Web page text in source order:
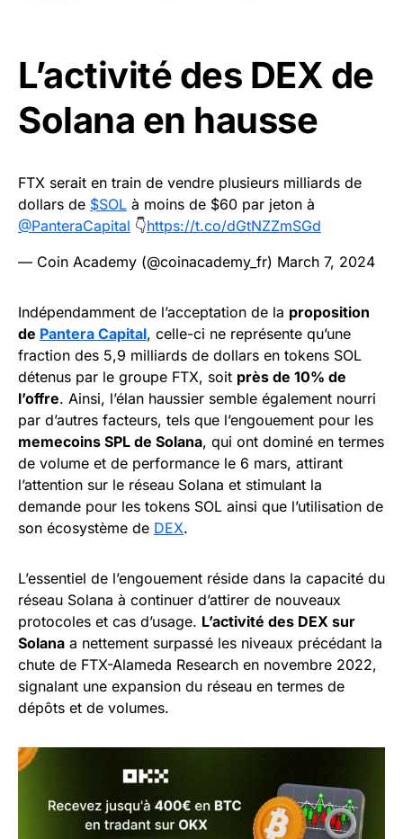
L’activité des DEX de
Solana en hausse
FTX serait en train de vendre plusieurs milliards de
dollars de $SOL à moins de $60 par jeton à
@PanteraCapital 👇https://t.co/dGtNZZmSGd
— Coin Academy (@coinacademy_fr) March 7, 2024
Indépendamment de l’acceptation de la proposition
de Pantera Capital, celle-ci ne représente qu’une
fraction des 5,9 milliards de dollars en tokens SOL
détenus par le groupe FTX, soit près de 10% de
l’offre. Ainsi, l’élan haussier semble également nourri
par d’autres facteurs, tels que l’engouement pour les
memecoins SPL de Solana, qui ont dominé en termes
de volume et de performance le 6 mars, attirant
l’attention sur le réseau Solana et stimulant la
demande pour les tokens SOL ainsi que l’utilisation de
son écosystème de DEX.
L’essentiel de l’engouement réside dans la capacité du
réseau Solana à continuer d’attirer de nouveaux
protocoles et cas d’usage. L’activité des DEX sur
Solana a nettement surpassé les niveaux précédant la
chute de FTX-Alameda Research en novembre 2022,
signalant une expansion du réseau en termes de
dépôts et de volumes.